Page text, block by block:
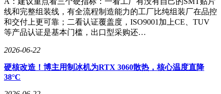
线和完整组装线，有全流程制造能力的工厂比纯组装厂在品控
和交付上更可靠；二看认证覆盖度，ISO9001加上CE、TUV
等产品认证是基本门槛，出口型采购还…
2026-06-22
硬核改造！博主用制冰机为RTX 3060散热，核心温度直降
38°C